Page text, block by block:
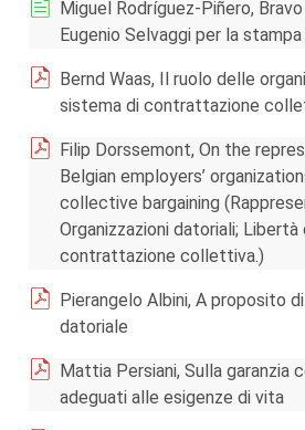
Miguel Rodríguez-Piñero,
Eugenio Selvaggi per la
Bernd Waas, Il ruolo delle
sistema di contrattazione
Filip Dorssemont, On the
Belgian employers’
collective bargaining
Organizzazioni datoriali; Libertà
contrattazione collettiva.)
Pierangelo Albini, A proposito
datoriale
Mattia Persiani, Sulla garanzia
adeguati alle esigenze di vita